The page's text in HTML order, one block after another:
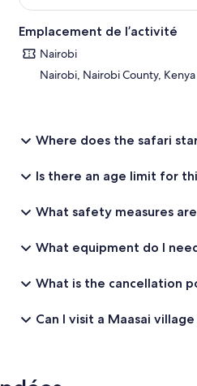
propres frais. Le quatrième jour
parc Nakuru, qui abrite plus de 350
Le parc abrite également des
menacées comme celle-ci. Après
réfléchissez au voyage de retour
Emplacement de l’activité
Nairobi
Nairobi, Nairobi County, Kenya
Where does the safari
Is there an age limit for
What safety measures
What equipment do I
What is the cancellation
Can I visit a Maasai